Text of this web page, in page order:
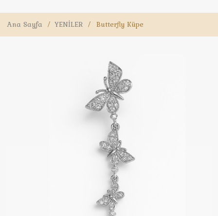
Ana Sayfa / YENİLER / Butterfly Küpe